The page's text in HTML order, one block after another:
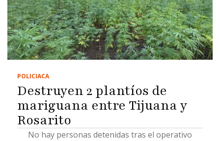
POLICIACA
Destruyen 2 plantíos de
mariguana entre Tijuana y
Rosarito
No hay personas detenidas tras el operativo